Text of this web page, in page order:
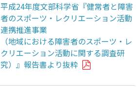
平成24年度文部科学省『健常者と障害
者のスポーツ・レクリエーション活動
連携推進事業
（地域における障害者のスポーツ・レ
クリエーション活動に関する調査研
究）』報告書より抜粋